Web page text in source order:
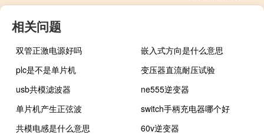
相关问题
双管正激电源好吗
嵌入式方向是什么意思
plc是不是单片机
变压器直流耐压试验
usb共模滤波器
ne555逆变器
单片机产生正弦波
switch手柄充电器哪个好
共模电感是什么意思
60v逆变器